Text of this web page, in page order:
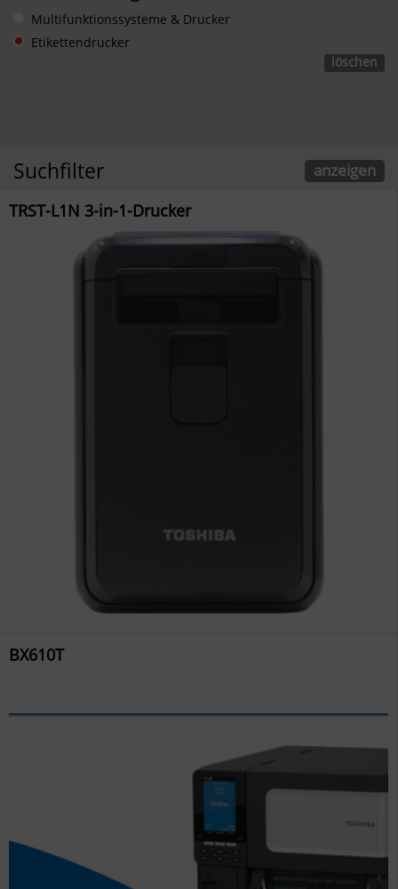
Multifunktionssysteme & Drucker
Etikettendrucker
löschen
Suchfilter anzeigen
TRST-L1N 3-in-1-Drucker
BX610T